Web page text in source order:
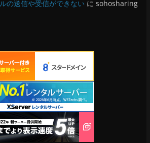
の送信や受信ができない に sohosharing